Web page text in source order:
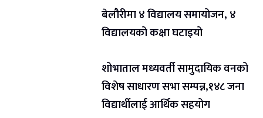
बेलौरीमा ४ विद्यालय समायोजन, ४
विद्यालयको कक्षा घटाइयो
शोभाताल मध्यवर्ती सामुदायिक वनको
विशेष साधारण सभा सम्पन्न,१४८ जना
विद्यार्थीलाई आर्थिक सहयोग